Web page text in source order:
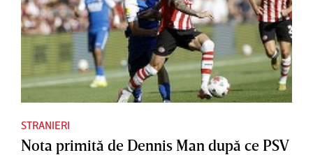
STRANIERI
Nota primită de Dennis Man după ce PSV